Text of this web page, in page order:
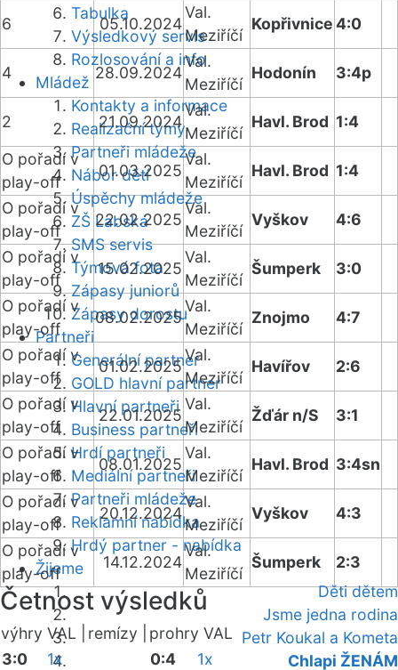
Tabulka
Výsledkový servis
Rozlosování a info
Mládež
Kontakty a informace
Realizační týmy
Partneři mládeže
Nábor dětí
Úspěchy mládeže
ZŠ Labská
SMS servis
Týmová fota
Zápasy juniorů
Zápasy dorostu
Partneři
Generální partner
GOLD hlavní partner
Hlavní partneři
Business partneři
Hrdí partneři
Mediální partneři
Partneři mládeže
Reklamní nabídka
Hrdý partner - nabídka
Žijeme
Děti dětem
Jsme jedna rodina
Petr Koukal a Kometa
Chlapi ŽENÁM
6 05.10.2024
Val.
Meziříčí
Kopřivnice4:0
4 28.09.2024
Val.
Meziříčí
Hodonín 3:4p
2 21.09.2024
Val.
Meziříčí
Havl. Brod 1:4
O pořadí v
play-off
01.03.2025
Val.
Meziříčí
Havl. Brod 1:4
O pořadí v
play-off
22.02.2025
Val.
Meziříčí
Vyškov
4:6
O pořadí v
play-off
15.02.2025
Val.
Meziříčí
Šumperk
3:0
O pořadí v
play-off
08.02.2025
Val.
Meziříčí
Znojmo
4:7
O pořadí v
play-off
01.02.2025
Val.
Meziříčí
Havířov
2:6
O pořadí v
play-off
22.01.2025
Val.
Meziříčí
Žďár n/S
3:1
O pořadí v
play-off
08.01.2025
Val.
Meziříčí
Havl. Brod 3:4sn
O pořadí v
play-off
20.12.2024
Val.
Meziříčí
Vyškov
4:3
O pořadí v
play-off
14.12.2024
Val.
Meziříčí
Šumperk 2:3
Četnost výsledků
výhry VAL | remízy |
prohry VAL
3:0
1x
0:4
1x